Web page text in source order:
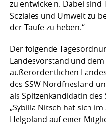
zu entwickeln. Dabei sind
Soziales und Umwelt zu
der Taufe zu heben.“
Der folgende
Landesvorstand und
außerordentlichen
des SSW Nordfriesland
als Spitzenkandidatin des
„Sybilla Nitsch hat sich
Helgoland auf einer